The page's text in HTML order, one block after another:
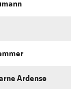
Ardensø